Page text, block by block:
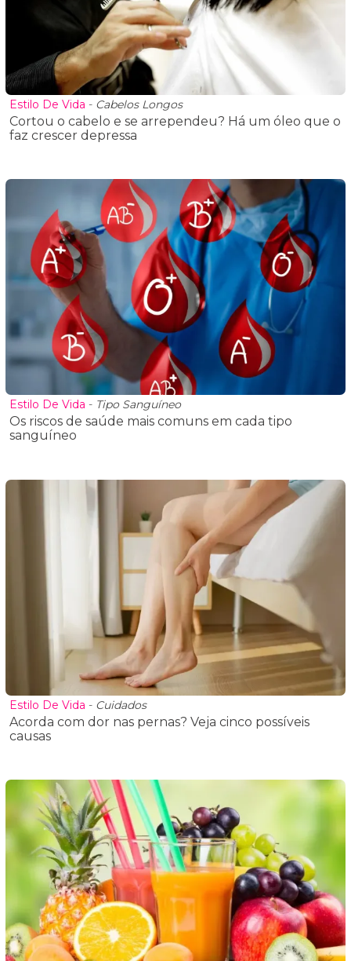
Estilo De Vida - Cabelos Longos
Cortou o cabelo e se arrependeu? Há um óleo que o
faz crescer depressa
Estilo De Vida - Tipo Sanguíneo
Os riscos de saúde mais comuns em cada tipo
sanguíneo
Estilo De Vida - Cuidados
Acorda com dor nas pernas? Veja cinco possíveis
causas